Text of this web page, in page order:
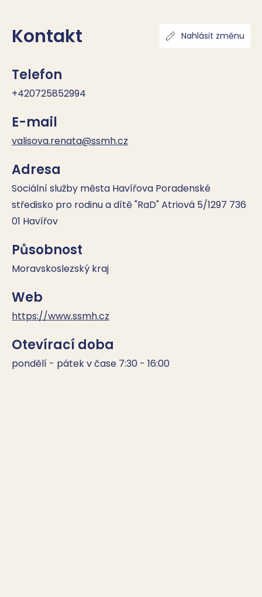
Kontakt Nahlásit změnu
Telefon
+420725852994
E-mail
valisova.renata@ssmh.cz
Adresa
Sociální služby města Havířova Poradenské
středisko pro rodinu a dítě "RaD" Atriová 5/1297 736
01 Havířov
Působnost
Moravskoslezský kraj
Web
https://www.ssmh.cz
Otevírací doba
pondělí - pátek v čase 7:30 - 16:00